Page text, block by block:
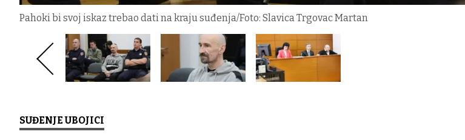
Pahoki bi svoj iskaz trebao dati na kraju suđenja/Foto: Slavica Trgovac Martan
SUĐENJE UBOJICI